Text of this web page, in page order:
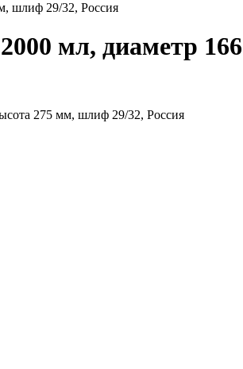
шлиф 29/32, Россия
мл, диаметр